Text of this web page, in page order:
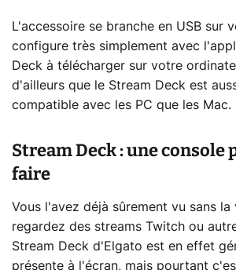
L'accessoire se branche en USB sur
configure très simplement avec
Deck à télécharger sur votre
d'ailleurs que le Stream Deck est
compatible avec les PC que les Mac.
Stream Deck : une console
faire
Vous l'avez déjà sûrement vu sans la
regardez des streams Twitch ou
Stream Deck d'Elgato est en effet
présente à l'écran, mais pourtant